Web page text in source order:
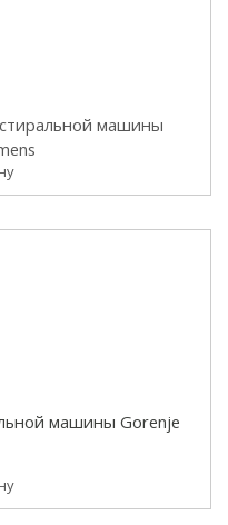
машины
машины Gorenje